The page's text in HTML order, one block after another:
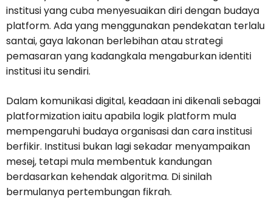
institusi yang cuba menyesuaikan diri dengan budaya
platform. Ada yang menggunakan pendekatan terlalu
santai, gaya lakonan berlebihan atau strategi
pemasaran yang kadangkala mengaburkan identiti
institusi itu sendiri.
Dalam komunikasi digital, keadaan ini dikenali sebagai
platformization iaitu apabila logik platform mula
mempengaruhi budaya organisasi dan cara institusi
berfikir. Institusi bukan lagi sekadar menyampaikan
mesej, tetapi mula membentuk kandungan
berdasarkan kehendak algoritma. Di sinilah
bermulanya pertembungan fikrah.